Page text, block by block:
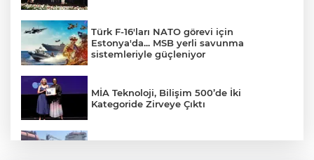
Türk F-16'ları NATO görevi için
Estonya'da... MSB yerli savunma
sistemleriyle güçleniyor
MİA Teknoloji, Bilişim 500’de İki
Kategoride Zirveye Çıktı